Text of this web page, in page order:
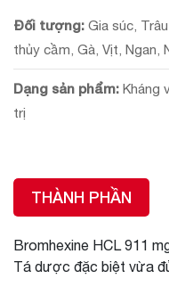
Đối tượng: Gia súc,
thủy cầm, Gà, Vịt, Ngan,
Dạng sản phẩm: Kháng
trị
THÀNH PHẦN
Bromhexine HCL 911
Tá dược đặc biệt vừa